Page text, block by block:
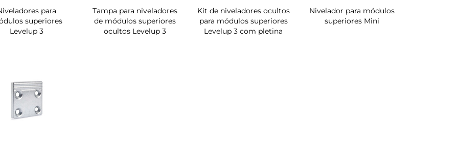
para
superiores
Levelup 3
Tampa para niveladores
de módulos superiores
ocultos Levelup 3
Kit de niveladores ocultos
para módulos superiores
Levelup 3 com pletina
Nivelador para módulos
superiores Mini